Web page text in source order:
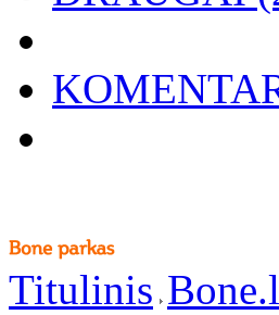
Titulinis